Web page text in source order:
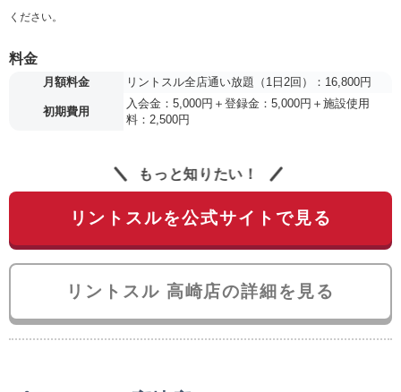
ください。
料金
月額料金 リントスル全店通い放題（1日2回）：16,800円
初期費用
入会金：5,000円＋登録金：5,000円＋施設使用
料：2,500円
もっと知りたい！
リントスルを公式サイトで見る
リントスル 高崎店の詳細を見る